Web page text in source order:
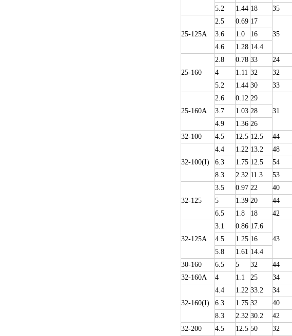
5.2
1.44 18 35
25-125A
2.5 0.69 17
35
3.6 1.0
16
4.6
1.28 14.4
25-160
2.8 0.78 33
24
4 1.11 32
32
5.2
1.44 30 33
25-160A
2.6 0.12 29
31
3.7 1.03 28
4.9
1.36 26
32-100
4.5 12.5 12.5 44
32-100(I)
4.4 1.22 13.2
48
6.3 1.75 12.5
54
8.3
2.32 11.3 53
32-125
3.5 0.97 22
40
5 1.39 20
44
6.5
1.8 18 42
32-125A
3.1 0.86 17.6
43
4.5 1.25 16
5.8
1.61 14.4
30-160
6.5 5 32 44
32-160A
4 1.1 25 34
32-160(I)
4.4 1.22 33.2
34
6.3 1.75 32
40
8.3
2.32 30.2
42
32-200
4.5 12.5 50 32